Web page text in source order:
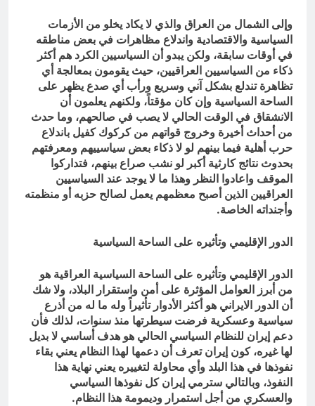
وإلى الشمال من العراق والذي لا يكاد يخلو من الأزمات
السياسية والاقتصادية واندلاع مظاهرات في بعض مناطقه
في أوقات سابقة، ولكن يبدو أن السياسيين الكرد هم أكثر
ذكاء من السياسيين العراقيين، حيث يقومون بمعالجة أي
تظاهرة تندلع بشكل آني وسريع ورأب أي صدع يظهر على
الساحة السياسية وإن كان مؤقتاً، ولكنهم يعلمون أن
الانشقاق في الوقت الحالي لا يصب في صالحهم، وما حدث
من أحداث أخيرة وخروج قواتهم من كركوك كفيل باندلاع
حرب أهلية فيما بينهم لو لا ذكاء بعض سياسييهم ومعرفتهم
بحدوث نتائج كارثية أكبر لو نشب صراع بينهم، فتداركوا
الموقف واعادوا النظر وهذا ما لا يوجد عند السياسيين
العراقيين الذين أصبح معظمهم يعمل لصالح حزبه أو منظمته
وأجنداته الخاصة.
الدور الإقليمي وتأثيره على الساحة السياسية
الدور الإقليمي وتأثيره على الساحة السياسية العراقية هو
من أبرز العوامل المؤثرة على أمن واستقرار البلاد، ولا شك
أن الدور الايراني هو أكثر الأدوار تأثيراً وله ما له من أذرع
سياسية وعسكرية فرضت سيطرتها منذ سنوات، لذلك فأن
دعم إيران للنظام السياسي الحالي هو هدف أساسي لا بديل
لها غيره، كون إيران تعرف أن دعمها لهذا النظام يعني بقاء
نفوذها في هذا البلد وأي محاولة لتغييره يعني نهاية هذا
النفوذ، وبالتالي سترمي إيران كل نفوذها السياسي
والعسكري من أجل استمرار وديمومة هذا النظام.